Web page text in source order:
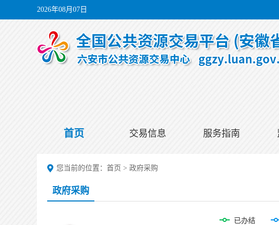
2026年08月07日
首页 交易信息 服务指南
您当前的位置： 首页 > 政府采购
政府采购
已办结